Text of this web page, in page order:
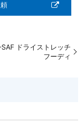
ドライストレッチ
フーディ